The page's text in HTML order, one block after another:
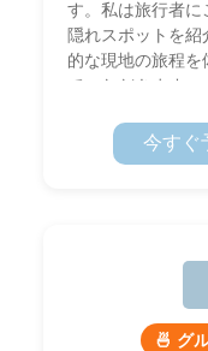
す。私は旅行者に
隠れスポットを
的な現地の旅程を
ていただきます。
今すぐ
🍜 グ